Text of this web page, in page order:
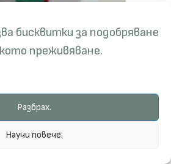
бисквитки за подобряване
преживяване.
Разбрах.
Научи повече.